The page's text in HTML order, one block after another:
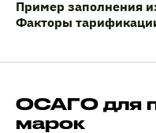
Пример заполнения
Факторы
ОСАГО для
марок